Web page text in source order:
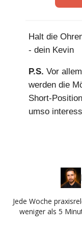
Halt die
- dein Kevin
P.S. Vor
werden die
Short-
umso
Jede Woche
weniger als 5